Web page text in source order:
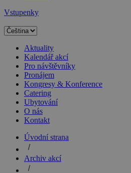
Vstupenky
Aktuality
Kalendář akcí
Pro návštěvníky
Pronájem
Kongresy & Konference
Catering
Ubytování
O nás
Kontakt
Úvodní strana
Archiv akcí